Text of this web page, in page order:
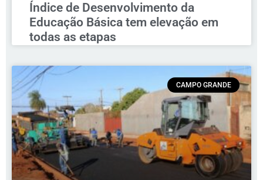
Índice de Desenvolvimento da
Educação Básica tem elevação em
todas as etapas
CAMPO GRANDE